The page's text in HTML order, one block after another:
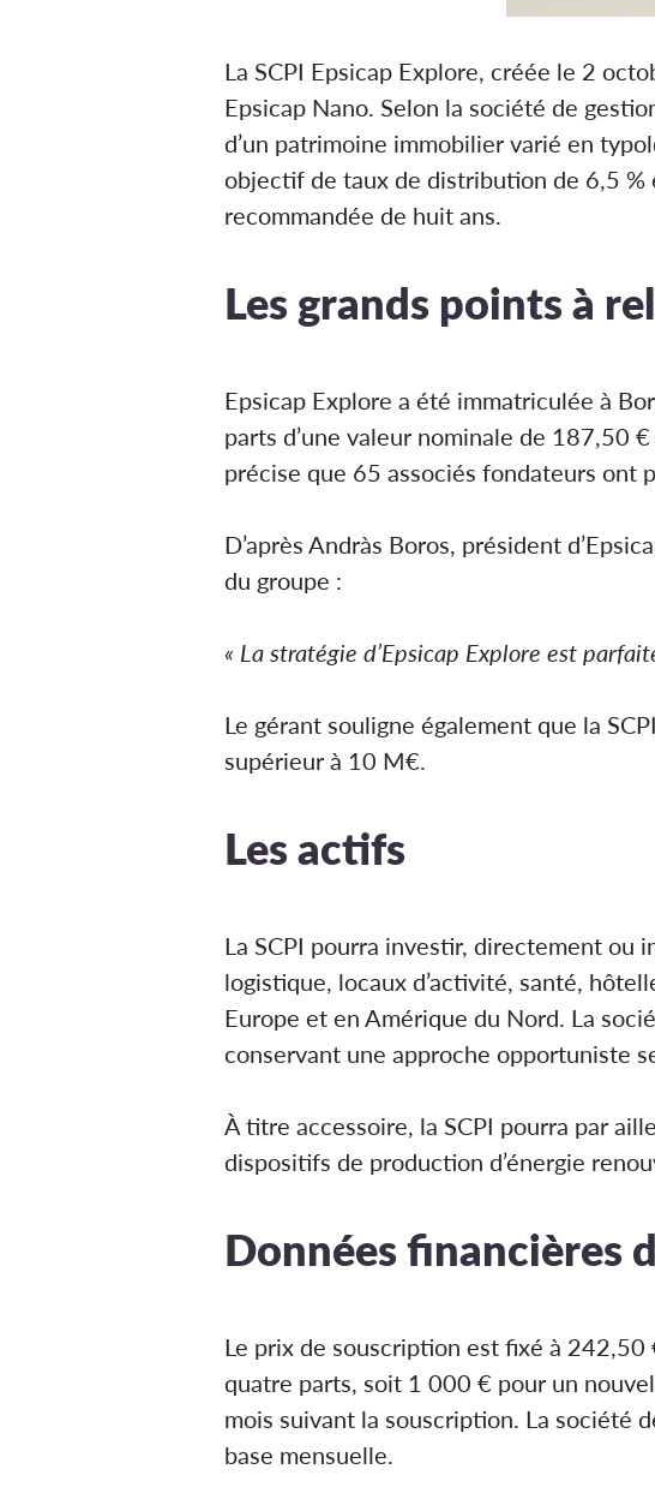
La SCPI Epsicap Explore, créée le 2
Epsicap Nano. Selon la société de
d’un patrimoine immobilier varié en
objectif de taux de distribution de 6,5 %
recommandée de huit ans.
Les grands points à
Epsicap Explore a été immatriculée à
parts d’une valeur nominale de 187,50
précise que 65 associés fondateurs ont
D’après Andràs Boros, président
du groupe :
« La stratégie d’Epsicap Explore est
Le gérant souligne également que la
supérieur à 10 M€.
Les actifs
La SCPI pourra investir, directement ou
logistique, locaux d’activité, santé,
Europe et en Amérique du Nord. La
conservant une approche opportuniste
À titre accessoire, la SCPI pourra par
dispositifs de production d’énergie
Données financières
Le prix de souscription est fixé à
quatre parts, soit 1 000 € pour un
mois suivant la souscription. La société
base mensuelle.